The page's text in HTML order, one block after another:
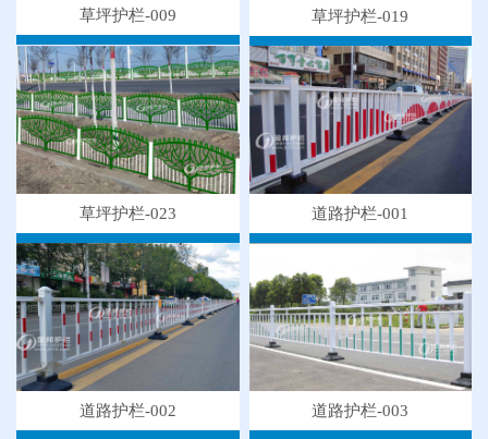
草坪护栏-009 草坪护栏-019
草坪护栏-023 道路护栏-001
道路护栏-002 道路护栏-003